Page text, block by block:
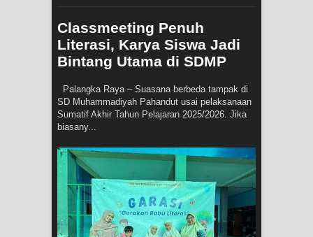
Classmeeting Penuh
Literasi, Karya Siswa Jadi
Bintang Utama di SDMP
Palangka Raya – Suasana berbeda tampak di
SD Muhammadiyah Pahandut usai pelaksanaan
Sumatif Akhir Tahun Pelajaran 2025/2026. Jika
biasany...